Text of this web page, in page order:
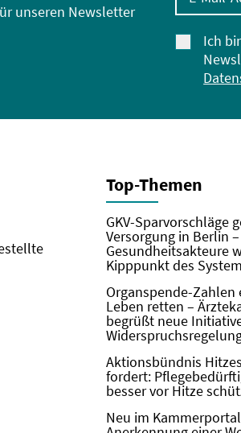
unseren Newsletter
Ich
Top-Themen
GKV-Sparvorschläge
Versorgung in Berlin –
Gesundheitsakteure
Kipppunkt des
Organspende-Zahlen
Leben retten –
begrüßt neue
Aktionsbündnis
fordert:
besser vor Hitze
Neu im